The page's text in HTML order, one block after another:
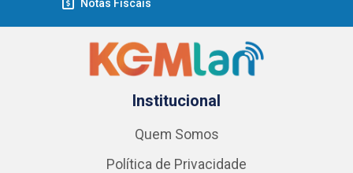
Notas Fiscais
Institucional
Quem Somos
Política de Privacidade